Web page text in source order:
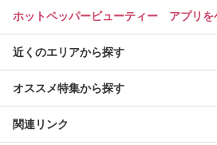
ホットペッパービューティー アプリを
近くのエリアから探す
オススメ特集から探す
関連リンク